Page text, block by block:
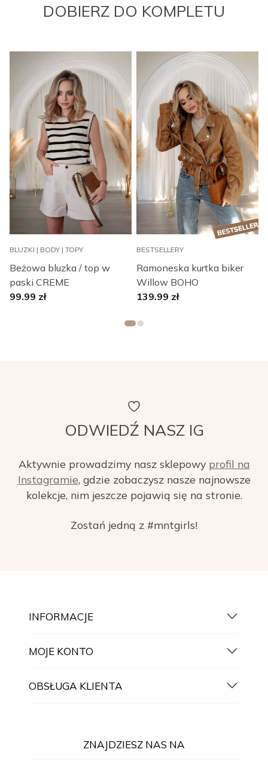
DOBIERZ DO KOMPLETU
BLUZKI | BODY | TOPY
Beżowa bluzka / top w
paski CREME
99.99 zł
BESTSELLERY
Ramoneska kurtka biker
Willow BOHO
139.99 zł
ODWIEDŹ NASZ IG
Aktywnie prowadzimy nasz sklepowy profil na
Instagramie, gdzie zobaczysz nasze najnowsze
kolekcje, nim jeszcze pojawią się na stronie.
Zostań jedną z #mntgirls!
INFORMACJE
MOJE KONTO
OBSŁUGA KLIENTA
ZNAJDZIESZ NAS NA